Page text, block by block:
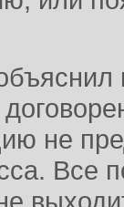
не
Все